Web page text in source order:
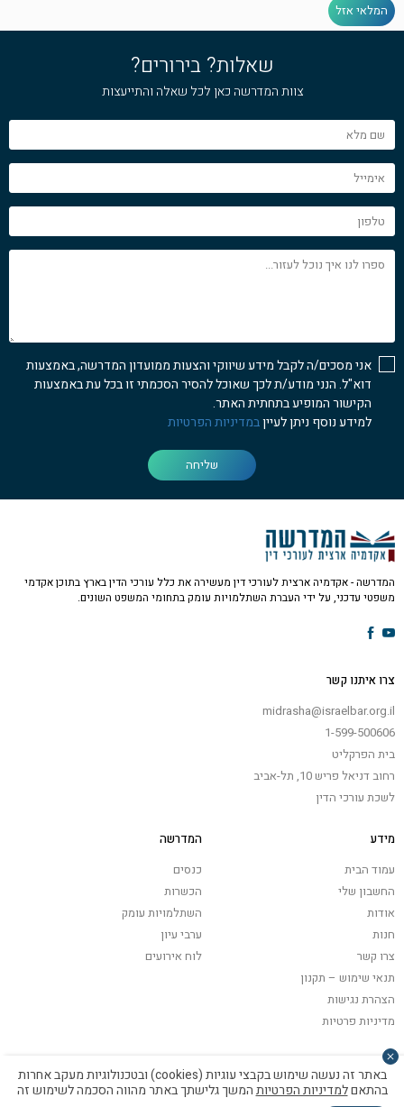
המלאי אזל
שאלות? בירורים?
צוות המדרשה כאן לכל שאלה והתייעצות
שם
מלא
אימייל
טלפון
ספרו
לנו
אני מסכים/ה לקבל מידע שיווקי והצעות ממועדון המדרשה, באמצעות
דוא"ל. הנני מודע/ת לכך שאוכל להסיר הסכמתי זו בכל עת באמצעות
הקישור המופיע בתחתית האתר.
למידע נוסף ניתן לעייןבמדיניות הפרטיות
שליחה
המדרשה - אקדמיה ארצית לעורכי דין מעשירה את כלל עורכי הדין בארץ בתוכן אקדמי
משפטי עדכני, על ידי העברת השתלמויות עומק בתחומי המשפט השונים.
צרו איתנו קשר
midrasha@israelbar.org.il
1-599-500606
בית הפרקליט
רחוב דניאל פריש 10, תל-אביב
לשכת עורכי הדין
מידע
עמוד הבית
החשבון שלי
אודות
חנות
צרו קשר
תנאי שימוש – תקנון
הצהרת נגישות
מדיניות פרטיות
המדרשה
כנסים
הכשרות
השתלמויות עומק
ערבי עיון
לוח אירועים
באתר זה נעשה שימוש בקבצי עוגיות (cookies) ובטכנולוגיות מעקב אחרות
בהתאםלמדיניות הפרטיותהמשך גלישתך באתר מהווה הסכמה לשימוש זה